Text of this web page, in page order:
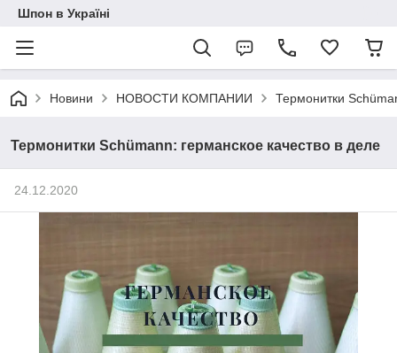
Шпон в Україні
Новини НОВОСТИ КОМПАНИИ Термонитки
Термонитки Schümann: германское качество в деле
24.12.2020